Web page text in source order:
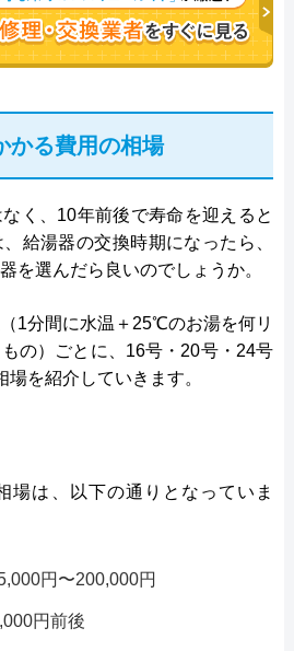
かる費用の相場
く、10年前後で寿命を迎えると
給湯器の交換時期になったら、
を選んだら良いのでしょうか。
1分間に水温＋25℃のお湯を何リ
の）ごとに、16号・20号・24号
を紹介していきます。
場は、以下の通りとなっていま
円〜200,000円
円前後